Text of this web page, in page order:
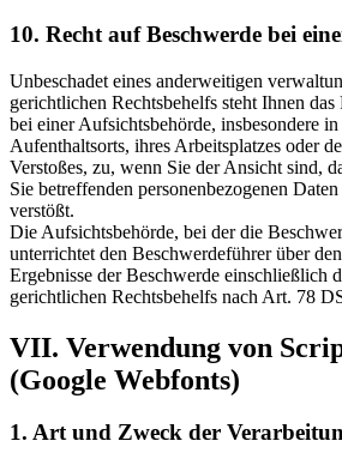
10. Recht auf Beschwerde bei
Unbeschadet eines anderweitigen
gerichtlichen Rechtsbehelfs steht Ihnen
bei einer Aufsichtsbehörde, insbesondere
Aufenthaltsorts, ihres Arbeitsplatzes oder
Verstoßes, zu, wenn Sie der Ansicht sind,
Sie betreffenden personenbezogenen
verstößt.
Die Aufsichtsbehörde, bei der die
unterrichtet den Beschwerdeführer über
Ergebnisse der Beschwerde einschließlich
gerichtlichen Rechtsbehelfs nach Art. 78
VII. Verwendung von
(Google Webfonts)
1. Art und Zweck der